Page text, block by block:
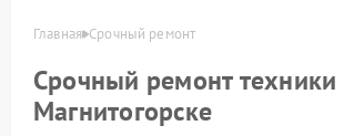
Главная Срочный ремонт
Срочный ремонт техники
Магнитогорске